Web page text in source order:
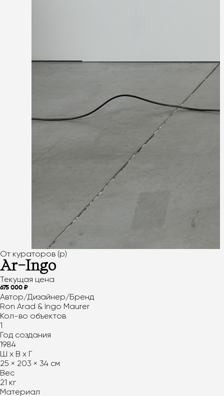
От кураторов (p)
Ar-Ingo
Текущая цена
675 000 ₽
Автор/Дизайнер/Бренд
Ron Arad & Ingo Maurer
Кол-во объектов
1
Год создания
1984
Ш х В х Г
25 × 203 × 34 см
Вес
21 кг
Материал